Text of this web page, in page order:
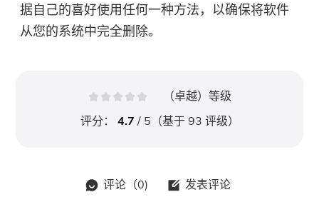
据自己的喜好使用任何一种方法，以确保将软件
从您的系统中完全删除。
（卓越）等级
评分： 4.7/ 5（基于93 评级）
评论（0) 发表评论